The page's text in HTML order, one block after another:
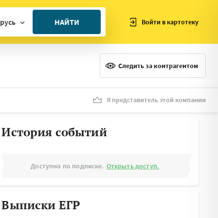
НАЙТИ Войти в картотеку
Следить за контрагентом
Я представитель этой компании
История событий
Доступно по подписке. Открыть доступ.
Выписки ЕГР